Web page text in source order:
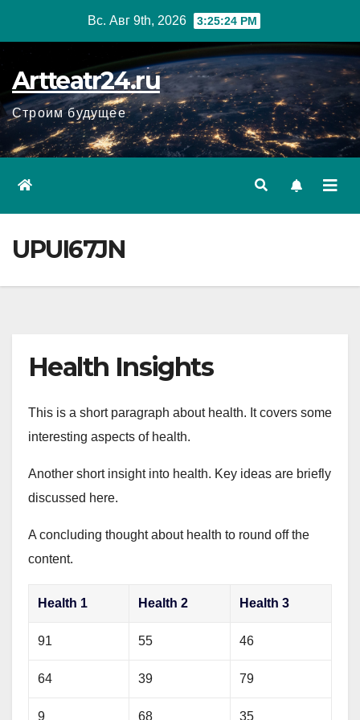
Вс. Авг 9th, 2026 3:25:25 PM
Artteatr24.ru
Строим будущее
UPUI67JN
Health Insights
This is a short paragraph about health. It covers some
interesting aspects of health.
Another short insight into health. Key ideas are briefly
discussed here.
A concluding thought about health to round off the
content.
Health 1 Health 2 Health 3
91 55 46
64 39 79
9 68 35